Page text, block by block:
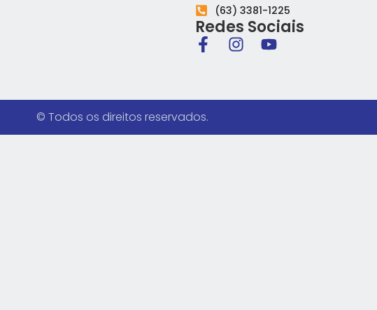
(63) 3381-1225
Redes Sociais
© Todos os direitos reservados.